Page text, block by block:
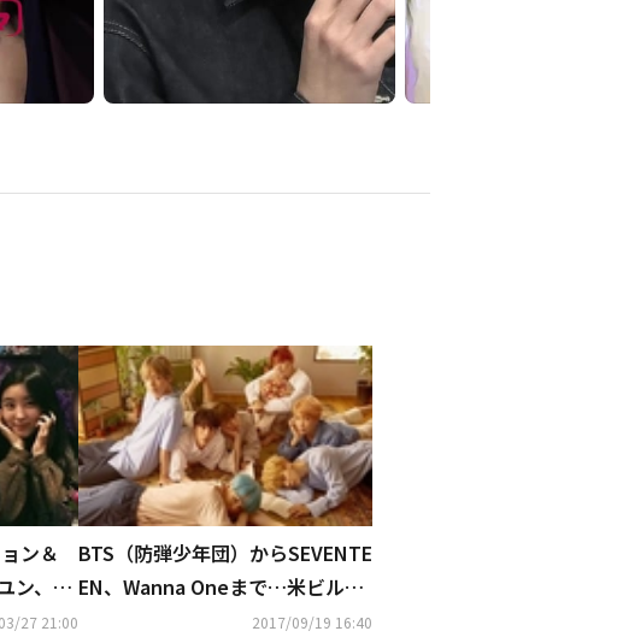
ン＆
ン、再
ぬ友情”
27 21:00
BTS（防弾少年団）からSEVENTE
EN、Wanna Oneまで…米ビルボ
ードが「お勧めK-POP」12曲を紹
2017/09/19 16:40